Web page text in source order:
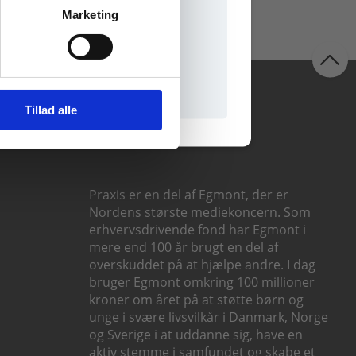
Marketing
Tillad alle
Praxis er en del af Egmont, der er
Nordens største mediekoncern. Som
erhvervsdrivende fond har Egmont i
mere end 100 år brugt en del af
overskuddet på at hjælpe andre. I dag
bruger Egmont omkring 100 millioner
kroner om året på at støtte børn og
unge i svære livsvilkår i Danmark, Norge
og Sverige i at uddanne sig, have en
aktiv stemme i samfundet og skabe et